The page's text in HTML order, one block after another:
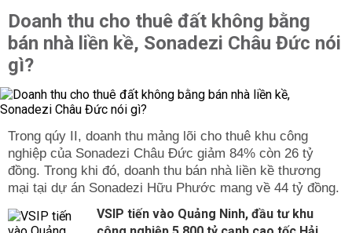
Doanh thu cho thuê đất không bằng
bán nhà liền kề, Sonadezi Châu Đức nói
gì?
Trong qúy II, doanh thu mảng lõi cho thuê khu công
nghiệp của Sonadezi Châu Đức giảm 84% còn 26 tỷ
đồng. Trong khi đó, doanh thu bán nhà liền kề thương
mại tại dự án Sonadezi Hữu Phước mang về 44 tỷ đồng.
VSIP tiến vào Quảng Ninh, đầu tư khu